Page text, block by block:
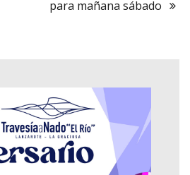
para mañana sábado